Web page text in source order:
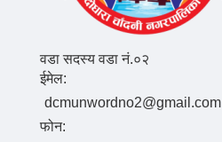
वडा सदस्य वडा नं.०२
ईमेल:
dcmunwordno2@gmail.com
फोन: